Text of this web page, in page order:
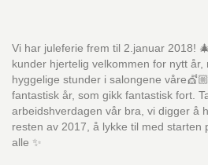
Vi har juleferie frem til 2.januar 2018!
kunder hjertelig velkommen for nytt år,
hyggelige stunder i salongene
fantastisk år, som gikk fantastisk fort.
arbeidshverdagen vår bra, vi digger å
resten av 2017, å lykke til med starten
alle ✨